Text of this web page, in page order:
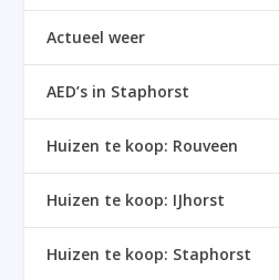
Actueel weer
AED’s in Staphorst
Huizen te koop: Rouveen
Huizen te koop: IJhorst
Huizen te koop: Staphorst